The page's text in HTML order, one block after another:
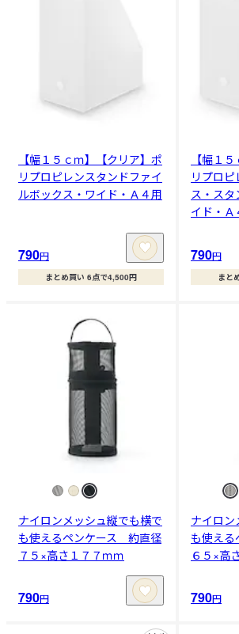
【幅１５ｃｍ】【クリア】ポ
リプロピレンスタンドファイ
ルボックス・ワイド・Ａ４用
790円
まとめ買い 6点で4,500円
【幅１
リプロ
ス・スタ
イド・Ａ
790円
まと
ナイロンメッシュ縦でも横で
も使えるペンケース 約直径
７５×高さ１７７ｍｍ
790円
ナイロン
も使え
６５×高
790円